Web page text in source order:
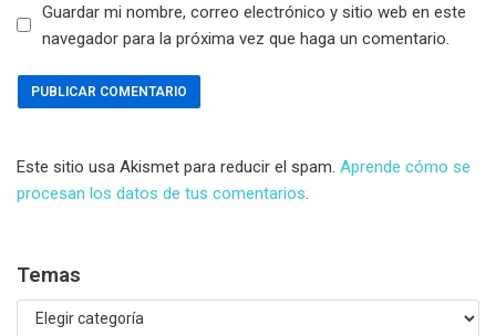
Guardar mi nombre, correo electrónico y sitio web en este
navegador para la próxima vez que haga un comentario.
Este sitio usa Akismet para reducir el spam. Aprende cómo se
procesan los datos de tus comentarios
Temas